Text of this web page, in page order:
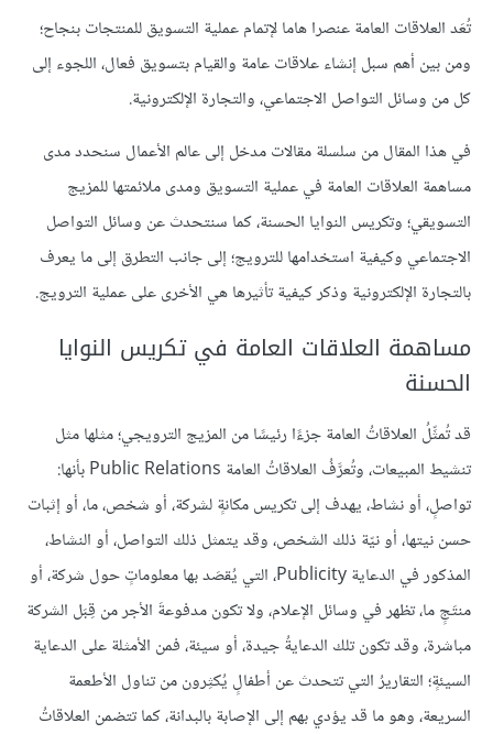
تُعَد العلاقات العامة عنصرا هاما لإتمام عملية التسويق للمنتجات بنجاح؛
ومن بين أهم سبل إنشاء علاقات عامة والقيام بتسويق فعال، اللجوء إلى
كل من وسائل التواصل الاجتماعي، والتجارة الإلكترونية.
في هذا المقال من سلسلة مقالات مدخل إلى عالم الأعمال سنحدد مدى
مساهمة العلاقات العامة في عملية التسويق ومدى ملائمتها للمزيج
التسويقي؛ وتكريس النوايا الحسنة، كما سنتحدث عن وسائل التواصل
الاجتماعي وكيفية استخدامها للترويج؛ إلى جانب التطرق إلى ما يعرف
بالتجارة الإلكترونية وذكر كيفية تأثيرها هي الأخرى على عملية الترويج.
مساهمة العلاقات العامة في تكريس النوايا
الحسنة
قد تُمثِّلُ العلاقاتُ العامة جزءًا رئيسًا من المزيج الترويجي؛ مثلها مثل
تنشيط المبيعات، وتُعرَّفُ العلاقاتُ العامة Public Relations بأنها:
تواصلٍ، أو نشاط، يهدف إلى تكريس مكانةٍ لشركة، أو شخص، ما، أو إثبات
حسن نيتها، أو نيّة ذلك الشخص، وقد يتمثل ذلك التواصل، أو النشاط،
المذكور في الدعاية Publicity، التي يُقصَد بها معلوماتٍ حول شركة، أو
منتَجٍ ما، تظهر في وسائل الإعلام، ولا تكون مدفوعةَ الأجر من قِبَل الشركة
مباشرة، وقد تكون تلك الدعايةُ جيدة، أو سيئة، فمن الأمثلة على الدعاية
السيئةٍ؛ التقاريرُ التي تتحدث عن أطفالٍ يُكثِرون من تناول الأطعمة
السريعة، وهو ما قد يؤدي بهم إلى الإصابة بالبدانة، كما تتضمن العلاقاتُ